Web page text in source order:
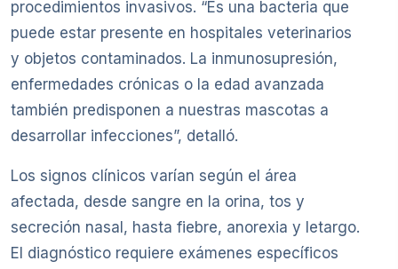
procedimientos invasivos. “Es una bacteria que
puede estar presente en hospitales veterinarios
y objetos contaminados. La inmunosupresión,
enfermedades crónicas o la edad avanzada
también predisponen a nuestras mascotas a
desarrollar infecciones”, detalló.
Los signos clínicos varían según el área
afectada, desde sangre en la orina, tos y
secreción nasal, hasta fiebre, anorexia y letargo.
El diagnóstico requiere exámenes específicos